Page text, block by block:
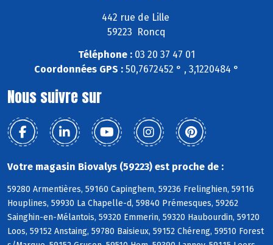
442 rue de Lille
59223 Roncq
Téléphone : 03 20 37 47 01
Coordonnées GPS : 50,7672452 ° , 3,1220484 °
Nous suivre sur
Votre magasin Biovalys (59223) est proche de :
59280 Armentières, 59160 Capinghem, 59236 Frelinghien, 59116
Houplines, 59930 La Chapelle-d, 59840 Prémesques, 59262
Sainghin-en-Mélantois, 59320 Emmerin, 59320 Haubourdin, 59120
Loos, 59152 Anstaing, 59780 Baisieux, 59152 Chéreng, 59510 Forest